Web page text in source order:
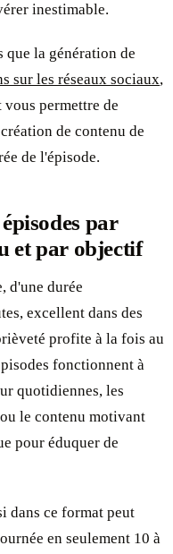
inestimable.
que la génération de
sur les réseaux sociaux,
vous permettre de
de contenu de
de l'épisode.
par
et par objectif
d'une durée
excellent dans des
profite à la fois au
fonctionnent à
quotidiennes, les
le contenu motivant
pour éduquer de
dans ce format peut
en seulement 10 à